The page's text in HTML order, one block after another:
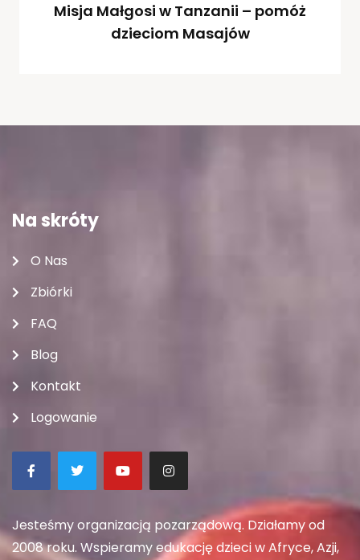
Misja Małgosi w Tanzanii – pomóż
dzieciom Masajów
Na skróty
O Nas
Zbiórki
FAQ
Blog
Kontakt
Logowanie
Jesteśmy organizacją pozarządową. Działamy od
2008 roku. Wspieramy edukację dzieci w Afryce, Azji,